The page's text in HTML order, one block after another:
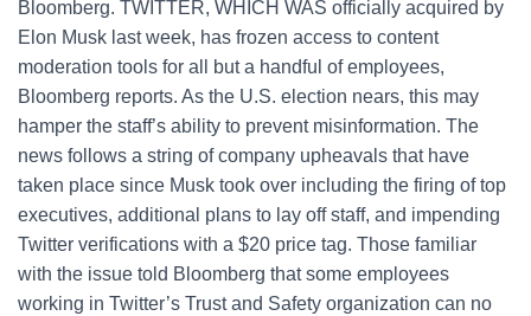
Bloomberg. TWITTER, WHICH WAS officially acquired by
Elon Musk last week, has frozen access to content
moderation tools for all but a handful of employees,
Bloomberg reports. As the U.S. election nears, this may
hamper the staff’s ability to prevent misinformation. The
news follows a string of company upheavals that have
taken place since Musk took over including the firing of top
executives, additional plans to lay off staff, and impending
Twitter verifications with a $20 price tag. Those familiar
with the issue told Bloomberg that some employees
working in Twitter’s Trust and Safety organization can no